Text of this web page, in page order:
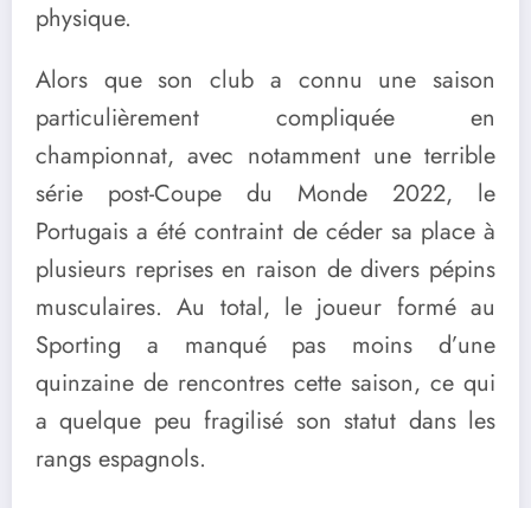
physique.
Alors que son club a connu une saison
particulièrement compliquée en
championnat, avec notamment une terrible
série post-Coupe du Monde 2022, le
Portugais a été contraint de céder sa place à
plusieurs reprises en raison de divers pépins
musculaires. Au total, le joueur formé au
Sporting a manqué pas moins d’une
quinzaine de rencontres cette saison, ce qui
a quelque peu fragilisé son statut dans les
rangs espagnols.